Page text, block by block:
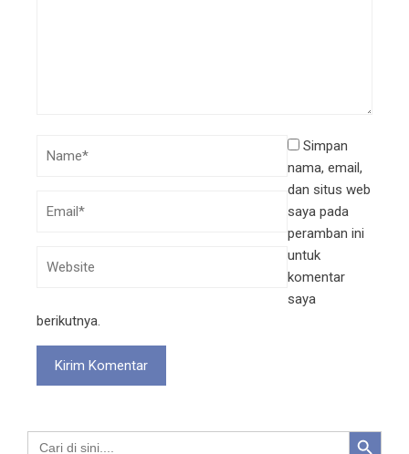
Simpan
nama, email,
dan situs web
saya pada
peramban ini
untuk
komentar
saya
berikutnya.
Search
for:
Search Button